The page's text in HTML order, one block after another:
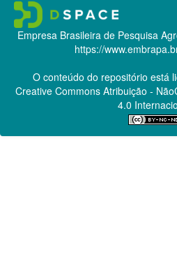
Empresa Brasileira de Pesquisa
https://
O conteúdo do repositório está
Creative CommonsAtribuição -
4.0